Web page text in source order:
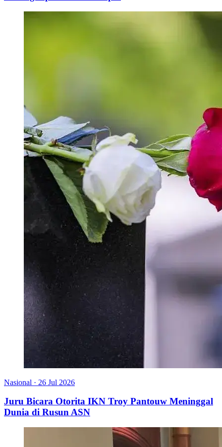
Nasional · 26 Jul 2026
Juru Bicara Otorita IKN Troy Pantouw Meninggal
Dunia di Rusun ASN